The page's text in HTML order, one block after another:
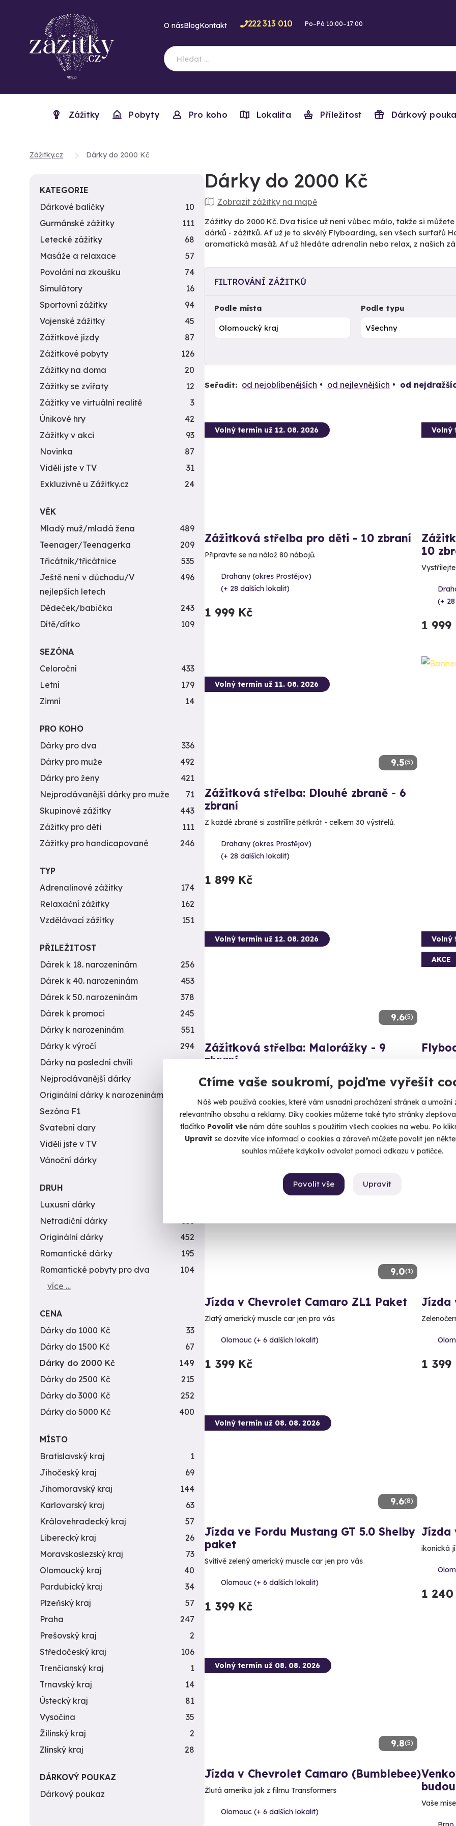
Ctíme vaše soukromí, pojďme vyřešit
Náš web používá cookies, které vám usnadní procházení stránek a umožní
relevantního obsahu a reklamy. Díky cookies můžeme také tyto stránky
tlačítko Povolit vše nám dáte souhlas s použitím všech cookies na webu. Po
Upravitse dozvíte více informací o cookies a zároveň můžete povolit jen
souhlas můžete kdykoliv odvolat pomocí odkazu v patičce.
Upravit
Povolit vše
O násBlogKontakt 222 313 010 Po–Pá 10:00–17:00
Zážitky Pobyty Pro koho Lokalita Příležitost Dárkový
Zážitky.cz Dárky do 2000 Kč
Dárky do 2000 Kč
Zobrazit zážitky na mapě
Zážitky do 2000 Kč. Dva tisíce už není vůbec málo, takže si
dárků - zážitků. Ať už je to skvělý Flyboarding, sen všech surfařů
aromatická masáž. Ať už hledáte adrenalin nebo relax, z našich
FILTROVÁNÍ ZÁŽITKŮ
Podle místa Podle typu
Seřadit: od nejoblíbenějších od nejlevnějších od
Volný termín už 12. 08. 2026
Zážitková střelba pro děti - 10 zbraní
Připravte se na nálož 80 nábojů.
Drahany (okres Prostějov)
(+ 28 dalších lokalit)
1 999 Kč
Volný
10
(+
1 999
9.5(5)
Volný termín už 11. 08. 2026
Zážitková střelba: Dlouhé zbraně - 6
zbraní
Z každé zbraně si zastřílíte pětkrát - celkem 30 výstřelů.
Drahany (okres Prostějov)
(+ 28 dalších lokalit)
1 899 Kč
9.6(5)
Volný termín už 12. 08. 2026
Zážitková střelba: Malorážky - 9
zbraní
Vystřílíte celkem 72 nábojů!
Drahany (okres Prostějov)
(+ 27 dalších lokalit)
1 799 Kč
Volný
AKCE
Jen vy,
(+
1 590
9.0(1)
Volný termín už 08. 08. 2026
Jízda v Chevrolet Camaro ZL1 Paket
Zlatý americký muscle car jen pro vás
Olomouc (+ 6 dalších lokalit)
1 399 Kč
Jízda
1 399
9.6(8)
Volný termín už 08. 08. 2026
Jízda ve Fordu Mustang GT 5.0 Shelby
paket
Svítivě zelený americký muscle car jen pro vás
Olomouc (+ 6 dalších lokalit)
1 399 Kč
Jízda
ikonická
1 240
9.8(5)
Volný termín už 08. 08. 2026
Jízda v Chevrolet Camaro (Bumblebee)
Žlutá amerika jak z filmu Transformers
Olomouc (+ 6 dalších lokalit)
Vaše
KATEGORIE
Dárkové balíčky
10
Gurmánské zážitky
111
Letecké zážitky
68
Masáže a relaxace
57
Povolání na zkoušku
74
Simulátory
16
Sportovní zážitky
94
Vojenské zážitky
45
Zážitkové jízdy
87
Zážitkové pobyty
126
Zážitky na doma
20
Zážitky se zvířaty
12
Zážitky ve virtuální realitě
3
Únikové hry
42
Zážitky v akci
93
Novinka
87
Viděli jste v TV
31
Exkluzivně u Zážitky.cz
24
VĚK
Mladý muž/mladá žena
489
Teenager/Teenagerka
209
Třicátník/třicátnice
535
Ještě není v důchodu/V
nejlepších letech
496
Dědeček/babička
243
Dítě/dítko
109
SEZÓNA
Celoroční
433
Letní
179
Zimní
14
PRO KOHO
Dárky pro dva
336
Dárky pro muže
492
Dárky pro ženy
421
Nejprodávanější dárky pro muže
71
Skupinové zážitky
443
Zážitky pro děti
111
Zážitky pro handicapované
246
TYP
Adrenalinové zážitky
174
Relaxační zážitky
162
Vzdělávací zážitky
151
PŘILEŽITOST
Dárek k 18. narozeninám
256
Dárek k 40. narozeninám
453
Dárek k 50. narozeninám
378
Dárek k promoci
245
Dárky k narozeninám
551
Dárky k výročí
294
Dárky na poslední chvíli
450
Nejprodávanější dárky
Originální dárky k narozeninám
Sezóna F1
4
Svatební dary
196
Viděli jste v TV
31
Vánoční dárky
DRUH
Luxusní dárky
Netradiční dárky
353
Originální dárky
452
Romantické dárky
195
Romantické pobyty pro dva
104
více …
CENA
Dárky do 1000 Kč
33
Dárky do 1500 Kč
67
Dárky do 2000 Kč
149
Dárky do 2500 Kč
215
Dárky do 3000 Kč
252
Dárky do 5000 Kč
400
MÍSTO
Bratislavský kraj
1
Jihočeský kraj
69
Jihomoravský kraj
144
Karlovarský kraj
63
Královehradecký kraj
57
Liberecký kraj
26
Moravskoslezský kraj
73
Olomoucký kraj
40
Pardubický kraj
34
Plzeňský kraj
57
Praha
247
Prešovský kraj
2
Středočeský kraj
106
Trenčianský kraj
1
Trnavský kraj
14
Ústecký kraj
81
Vysočina
35
Žilinský kraj
2
Zlínský kraj
28
DÁRKOVÝ POUKAZ
Dárkový poukaz